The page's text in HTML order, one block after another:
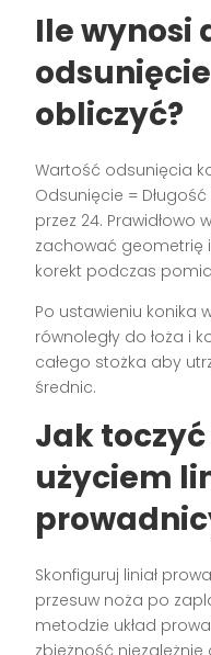
Ile wynosi
obliczyć?
Wartość odsunięcia
Odsunięcie =
przez 24.
zachować geometrię
korekt podczas
Po ustawieniu konika
równoległy do łoża i
całego stożka aby
średnic.
Jak toczyć
użyciem
Skonfiguruj liniał
przesuw noża po
metodzie układ